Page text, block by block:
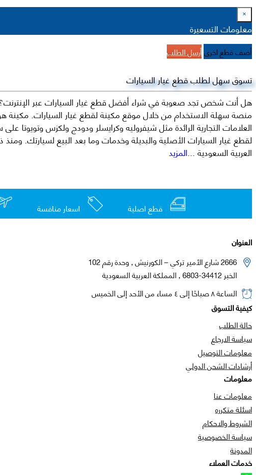
×
معلومات التسعيرة
أضف قطع اخرىأرسل الطلب
تسوق سهل لطلب قطع غيار السيارات
هل أنت شخص تجد صعوبة في شراء أفضل قطع غيار السيارات عبر
منصة سهلة الاستخدام من خلال موقع مكينة لقطع غيار السيارات. مكينة
العربية السعودية...المزيد
قطع اصلية اسعار منافسة
العنوان
2666 شارع الأمير تركي – الكورنيش , وحدة رقم 102
الخبر 34412-6803 , المملكة العربية السعودية
الساعة ٨ صباحًا إلى ٤ مساء من الأحد إلى الخميس
كيفية التسوق
حالة الطلب
سياسة الارجاع
معلومات التوصيل
أرشادات الشحن الدولي
معلومات
معلومات عنا
اسئلة متكرره
الشروط والاحكام
سياسة الخصوصية
المدونة
خدمات العملاء